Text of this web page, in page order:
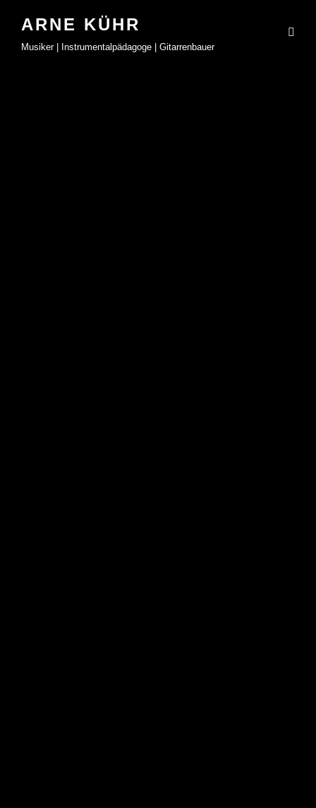
ARNE KÜHR
Musiker | Instrumentalpädagoge | Gitarrenbauer